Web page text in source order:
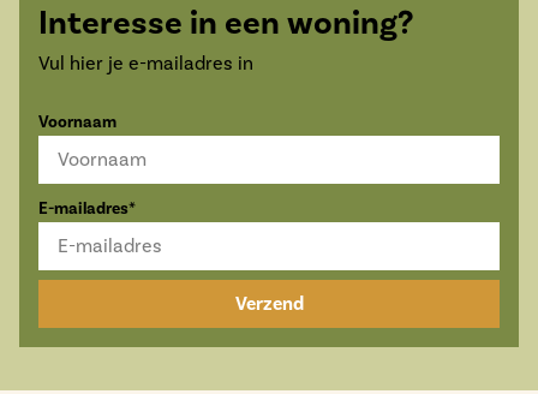
Interesse in een woning?
Vul hier je e-mailadres in
Voornaam
E-mailadres*
Verzend